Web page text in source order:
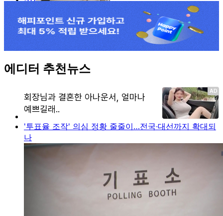
에디터 추천뉴스
'투표율 조작' 의심 정황 줄줄이…전국·대선까지 확대되
나